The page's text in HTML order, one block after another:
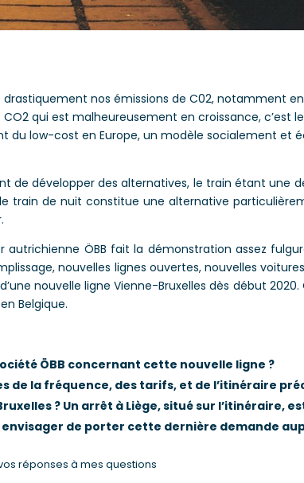
nos émissions de C02, notamment
CO2 qui est malheureusement en croissance, c’est
du low-cost en Europe, un modèle socialement et
de développer des alternatives, le train étant une
train de nuit constitue une alternative
autrichienne ÖBB fait la démonstration assez
nouvelles lignes ouvertes, nouvelles
nouvelle ligne Vienne-Bruxelles dès début
Belgique.
ÖBB concernant cette nouvelle ligne ?
de la fréquence, des tarifs, et de l’itinéraire
? Un arrêt à Liège, situé sur l’itinéraire,
de porter cette dernière demande
réponses à mes questions